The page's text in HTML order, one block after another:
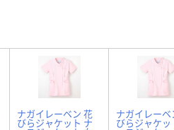
ナガイレーベン 花
びらジャケット ナ
ナガイレーベ
びらジャケッ